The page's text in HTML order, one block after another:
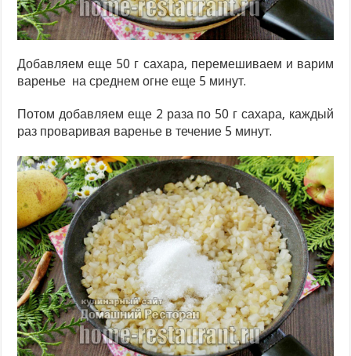
Добавляем еще 50 г сахара, перемешиваем и варим
варенье на среднем огне еще 5 минут.
Потом добавляем еще 2 раза по 50 г сахара, каждый
раз проваривая варенье в течение 5 минут.